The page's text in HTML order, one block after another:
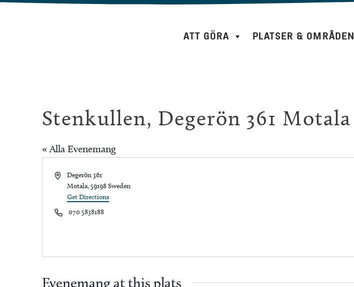
ATT GÖRA PLATSER & OMRÅDEN
Stenkullen, Degerön 361 Motala
« Alla Evenemang
AddressDegerön 361
Motala,59198Sweden
Get Directions
Phone070 5838188
Evenemang at this plats